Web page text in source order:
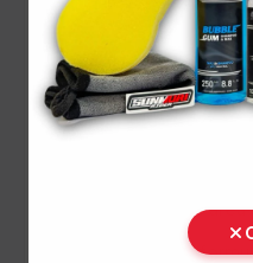
SKPD asli
BPKB asli & copy
Ikuti panduan
kendaraan ke
Ambil dan isi